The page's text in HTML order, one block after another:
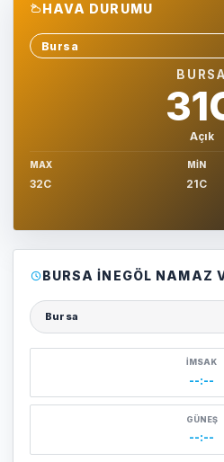
HAVA DURUMU
Sehir sec
BURSA
Açık
MAX
32C
MIN
21C
BURSA İNEGÖL NAMAZ
Şehir seçin
İMSAK
--:--
GÜNEŞ
--:--